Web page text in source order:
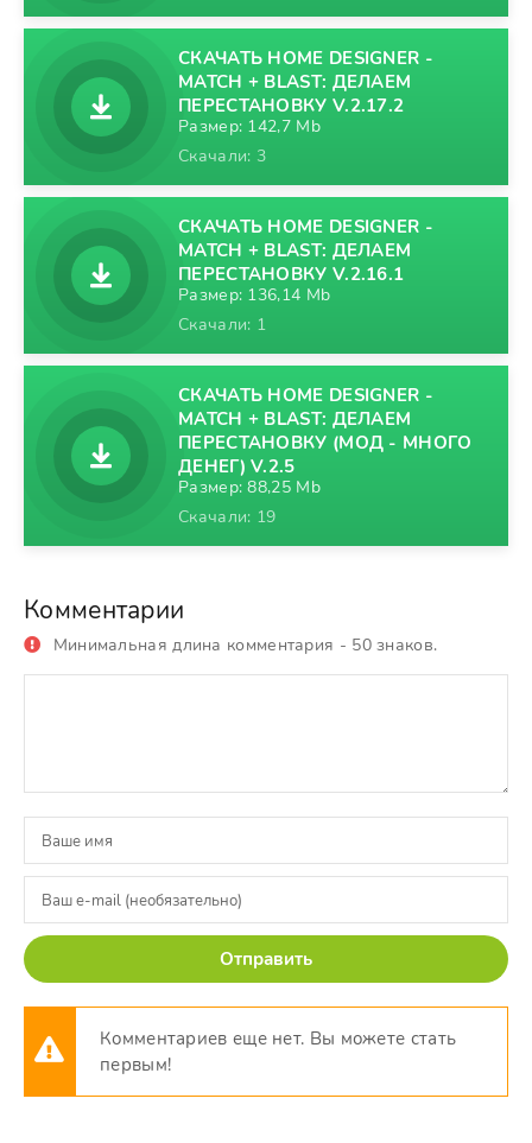
СКАЧАТЬ HOME DESIGNER -
MATCH + BLAST: ДЕЛАЕМ
ПЕРЕСТАНОВКУ V.2.17.2
Размер: 142,7 Mb
Скачали: 3
СКАЧАТЬ HOME DESIGNER -
MATCH + BLAST: ДЕЛАЕМ
ПЕРЕСТАНОВКУ V.2.16.1
Размер: 136,14 Mb
Скачали: 1
СКАЧАТЬ HOME DESIGNER -
MATCH + BLAST: ДЕЛАЕМ
ПЕРЕСТАНОВКУ (МОД - МНОГО
ДЕНЕГ) V.2.5
Размер: 88,25 Mb
Скачали: 19
Комментарии
Минимальная длина комментария - 50 знаков.
Отправить
Комментариев еще нет. Вы можете стать
первым!